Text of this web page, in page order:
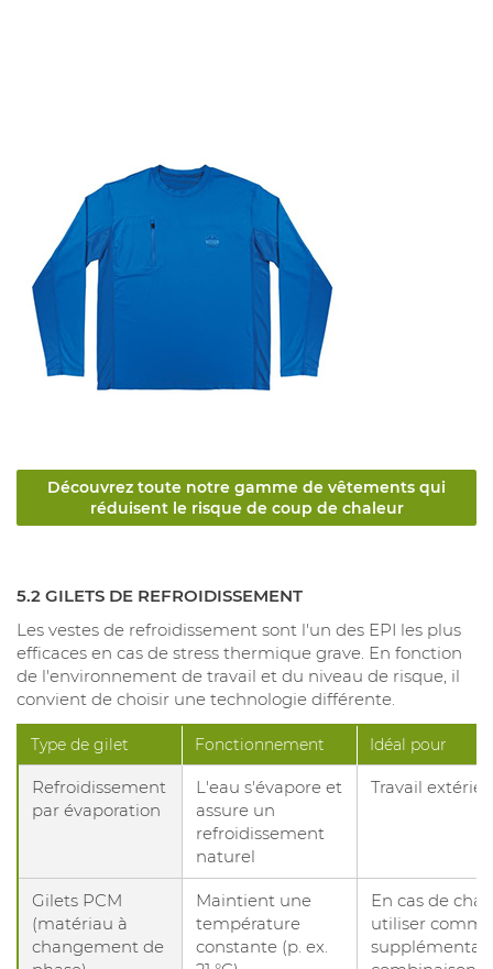
Découvrez toute notre gamme de vêtements qui
réduisent le risque de coup de chaleur
5.2 GILETS DE REFROIDISSEMENT
Les vestes de refroidissement sont l'un des EPI les plus
efficaces en cas de stress thermique grave. En fonction
de l'environnement de travail et du niveau de risque, il
convient de choisir une technologie différente.
Type de gilet Fonctionnement Idéal pour
Refroidissement
par évaporation
L'eau s'évapore et
assure un
refroidissement
naturel
Travail
Gilets PCM
(matériau à
changement de
Maintient une
température
constante (p. ex.
En cas de
utiliser